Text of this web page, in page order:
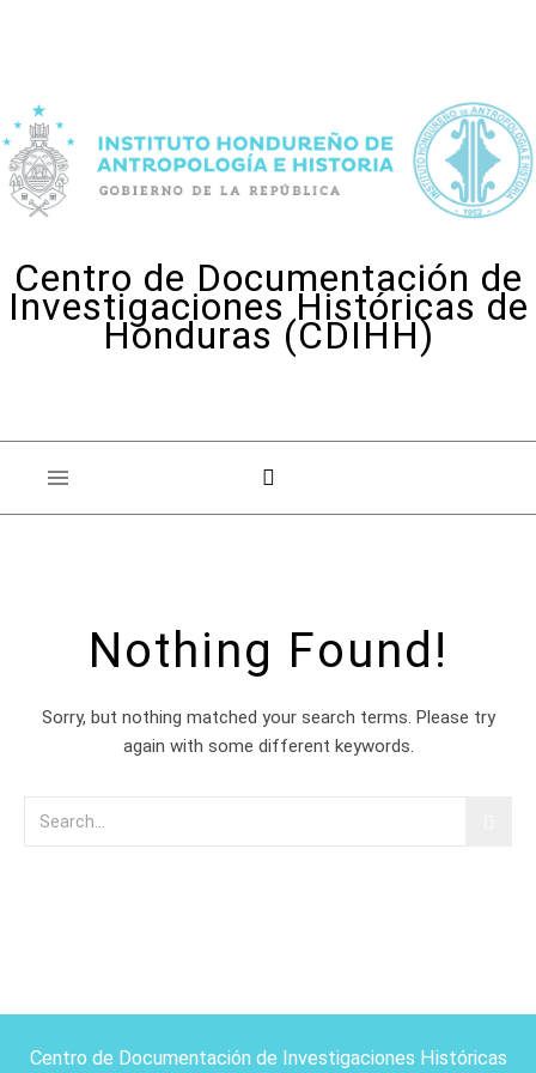
Centro de Documentación de
Investigaciones Históricas de
Honduras (CDIHH)
Nothing Found!
Sorry, but nothing matched your search terms. Please try
again with some different keywords.
Centro de Documentación de Investigaciones Históricas